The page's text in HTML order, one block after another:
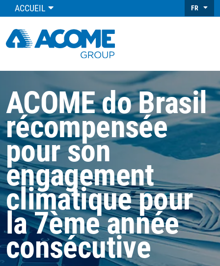
ACCUEIL FR
ACOME do Brasil
récompensée
pour son
engagement
climatique pour
la 7ème année
consécutive